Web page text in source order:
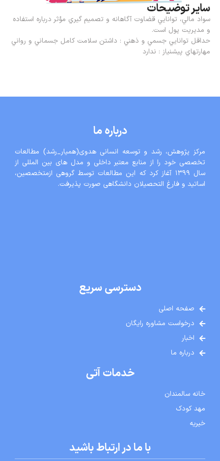
سایر توضیحات
سواد مالي، توانايي قضاوت آگاهانه و تصمیم گیري مؤثر درباره استفاده
و مديريت پول است.
حداقل توانايي جسمي و ذهني : داشتن سلامت كامل جسماني و رواني
مهارتهاي پیشنیاز : ندارد
درباره ما
مرکز پژوهش، رشد و توسعه انسانی هدوی(همیار_رشد) مطالعات
تخصصی خود را از منابع معتبر داخلی و مدل های بین المللی از
سال ١٣٩٩ آغاز کرد که این مطالعات توسط گروهی ازمتخصصین،
اساتید و فارغ التحصیلان دانشگاهی صورت پذیرفت.
دسترسی سریع
صفحه اصلی
درخواست مشاوره رایگان
اخبار
درباره ما
خدمات آتی
خانه سالمندان
مهد کودک
خیریه
با ما در ارتباط باشید